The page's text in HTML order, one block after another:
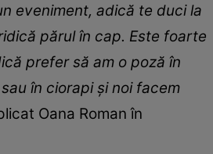
eveniment, adică te duci la
părul în cap. Este foarte
prefer să am o poză în
în ciorapi și noi facem
Oana Roman în